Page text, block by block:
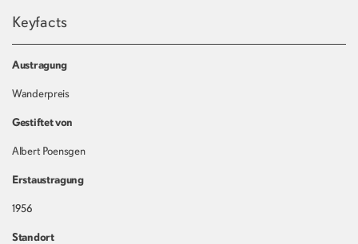
Keyfacts
Austragung
Wanderpreis
Gestiftet von
Albert Poensgen
Erstaustragung
1956
Standort